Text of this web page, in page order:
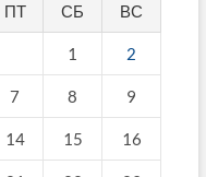
ПТ СБ ВС
1 2
7 8 9
14 15 16